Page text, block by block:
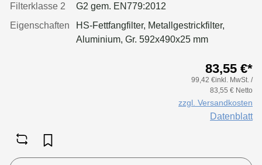
Filterklasse 2
G2 gem. EN779:2012
Eigenschaften
HS-Fettfangfilter, Metallgestrickfilter,
Aluminium, Gr. 592x490x25 mm
83,55 €*
99,42 €inkl. MwSt. /
83,55 € Netto
zzgl. Versandkosten
Datenblatt